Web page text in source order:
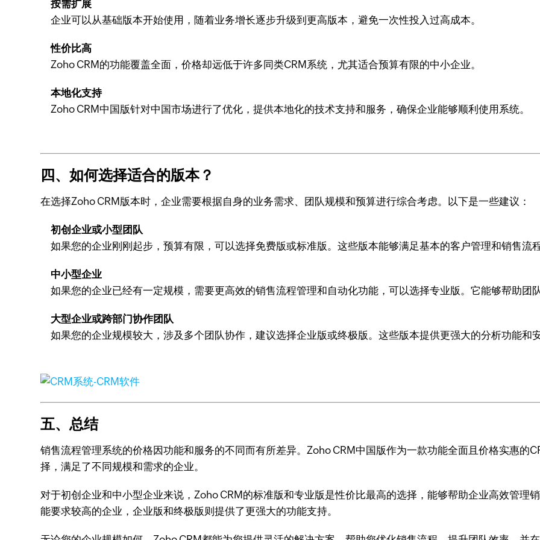
按需扩展
企业可以从基础版本开始使用，随着业务增长逐步升级到更高版本，避免一次性投入过高成本。
性价比高
Zoho CRM的功能覆盖全面，价格却远低于许多同类CRM系统，尤其适合预算有限的中小企业。
本地化支持
Zoho CRM中国版针对中国市场进行了优化，提供本地化的技术支持和服务，确保企业能够顺利使用系统。
四、如何选择适合的版本？
在选择Zoho CRM版本时，企业需要根据自身的业务需求、团队规模和预算进行综合考虑。以下是一些建议：
初创企业或小型团队
如果您的企业刚刚起步，预算有限，可以选择免费版或标准版。这些版本能够满足基本的客户管理和销售流
中小型企业
如果您的企业已经有一定规模，需要更高效的销售流程管理和自动化功能，可以选择专业版。它能够帮助团
大型企业或跨部门协作团队
如果您的企业规模较大，涉及多个团队协作，建议选择企业版或终极版。这些版本提供更强大的分析功能和
五、总结
销售流程管理系统的价格因功能和服务的不同而有所差异。Zoho CRM中国版作为一款功能全面且价格实惠的
择，满足了不同规模和需求的企业。
对于初创企业和中小型企业来说，Zoho CRM的标准版和专业版是性价比最高的选择，能够帮助企业高效管理
能要求较高的企业，企业版和终极版则提供了更强大的功能支持。